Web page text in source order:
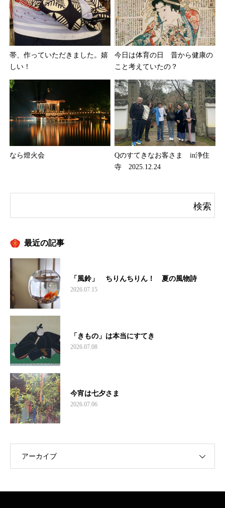
帯、作っていただきました。嬉
しい！
今日は体育の日 昔から健康の
こと考えていたの？
なら燈火会
Qのすてきなお客さま in浄住
寺 2025.12.24
最近の記事
「風鈴」 ちりんちりん！ 夏の風物詩
2026.07.15
「きもの」は本当にすてき
2026.07.08
今宵は七夕さま
2026.07.06
アーカイブ